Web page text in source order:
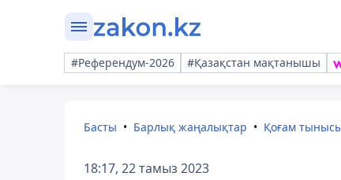
#Референдум-2026 #Қазақстан мақтанышы
Басты Барлық жаңалықтар Қоғам
18:17, 22 тамыз 2023